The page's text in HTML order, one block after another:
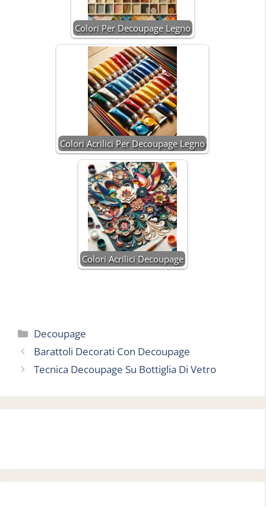
Colori Per Decoupage Legno
Colori Acrilici Per Decoupage Legno
Colori Acrilici Decoupage
Categorie
Decoupage
Barattoli Decorati Con Decoupage
Tecnica Decoupage Su Bottiglia Di Vetro